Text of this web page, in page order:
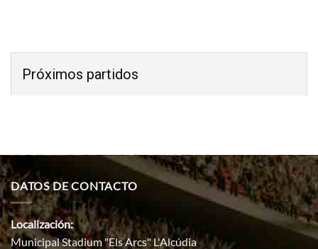
Próximos partidos
DATOS DE CONTACTO
Localización:
Municipal Stadium "Els Arcs" L'Alcúdia